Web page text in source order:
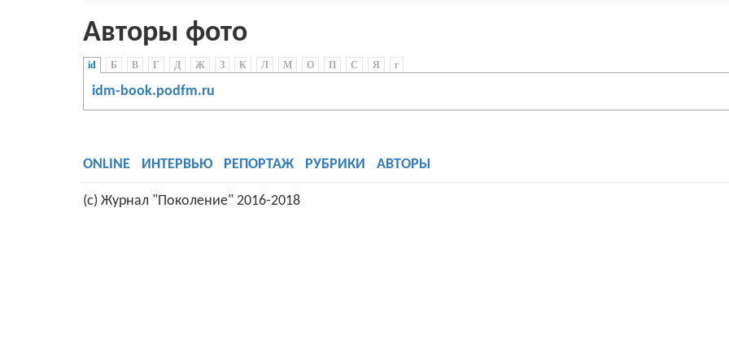
Авторы фото
id (активная вкладка)
Б В Г Д Ж З К Л М О П С Я г
idm-book.podfm.ru
ONLINE ИНТЕРВЬЮ РЕПОРТАЖ РУБРИКИ АВТОРЫ
(c) Журнал "Поколение" 2016-2018